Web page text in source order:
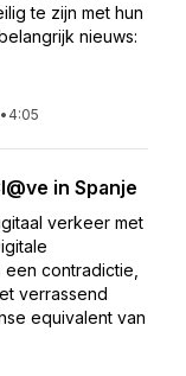
te zijn met hun
nieuws:
• 4:05
in Spanje
verkeer met
contradictie,
verrassend
equivalent van